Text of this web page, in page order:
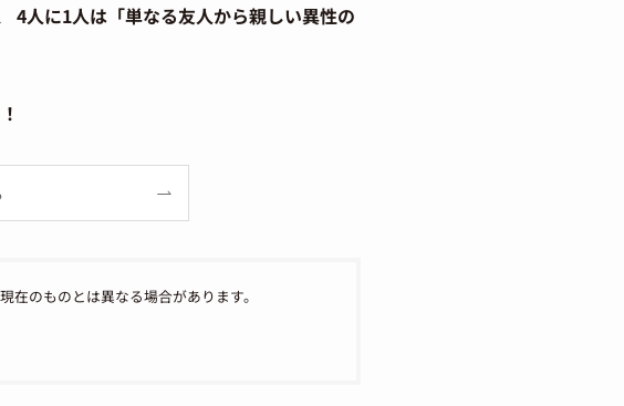
4人に1人は「単なる友人から親しい異性の
のものとは異なる場合があります。